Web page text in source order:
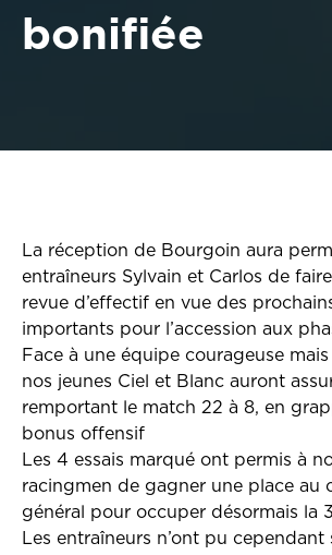
bonifiée
La réception de Bourgoin aura
entraîneurs Sylvain et Carlos de
revue d’effectif en vue des
importants pour l’accession aux
Face à une équipe courageuse
nos jeunes Ciel et Blanc auront
remportant le match 22 à 8, en
bonus offensif
Les 4 essais marqué ont permis à
racingmen de gagner une place au
général pour occuper désormais la
Les entraîneurs n’ont pu cependant